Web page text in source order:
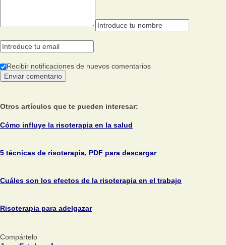
Recibir notificaciones de nuevos comentarios
Otros artículos que te pueden interesar:
Cómo influye la risoterapia en la salud
5 técnicas de risoterapia, PDF para descargar
Cuáles son los efectos de la risoterapia en el trabajo
Risoterapia para adelgazar
Compártelo